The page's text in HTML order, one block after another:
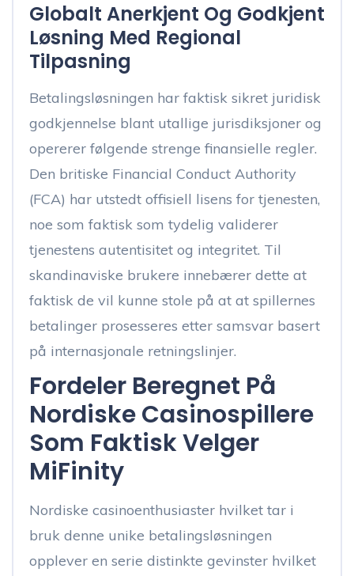
Globalt Anerkjent Og Godkjent
Løsning Med Regional
Tilpasning
Betalingsløsningen har faktisk sikret juridisk
godkjennelse blant utallige jurisdiksjoner og
opererer følgende strenge finansielle regler.
Den britiske Financial Conduct Authority
(FCA) har utstedt offisiell lisens for tjenesten,
noe som faktisk som tydelig validerer
tjenestens autentisitet og integritet. Til
skandinaviske brukere innebærer dette at
faktisk de vil kunne stole på at at spillernes
betalinger prosesseres etter samsvar basert
på internasjonale retningslinjer.
Fordeler Beregnet På
Nordiske Casinospillere
Som Faktisk Velger
MiFinity
Nordiske casinoenthusiaster hvilket tar i
bruk denne unike betalingsløsningen
opplever en serie distinkte gevinster hvilket